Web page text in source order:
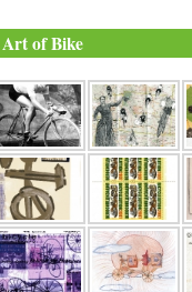
Art of Bike